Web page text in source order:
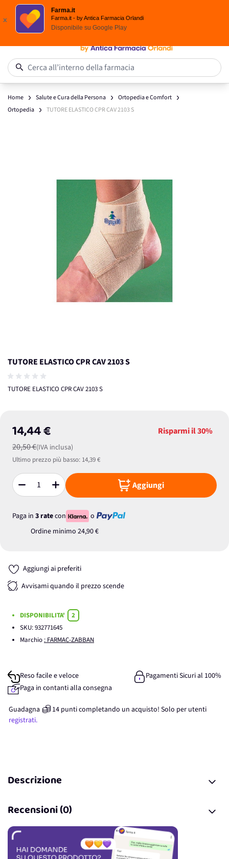
Spedizione
x
Farma.it
Farma.it - by Antica Farmacia Orlandi
Disponibile su Google Play
Salta al contenuto
Cerca all’interno della farmacia
Home Salute e Cura della Persona
Ortopedia e Comfort
Ortopedia
TUTORE ELASTICO CPR CAV 2103 S
TUTORE ELASTICO CPR CAV 2103 S
TUTORE ELASTICO CPR CAV 2103 S
14,44 €
20,50 €(IVA inclusa)
Risparmi il30%
Ultimo prezzo più basso: 14,39 €
Quantità Aggiungi
Paga in 3 ratecon
o
Ordine minimo 24,90 €
Aggiungi ai preferiti
Avvisami quando il prezzo scende
DISPONIBILITA'
2
SKU:932771645
Marchio : FARMAC-ZABBAN
Reso facile e veloce
Pagamenti Sicuri al 100%
Paga in contanti alla consegna
Guadagna 14 punticompletando un acquisto! Solo per utenti
registrati.
Descrizione
Recensioni (0)